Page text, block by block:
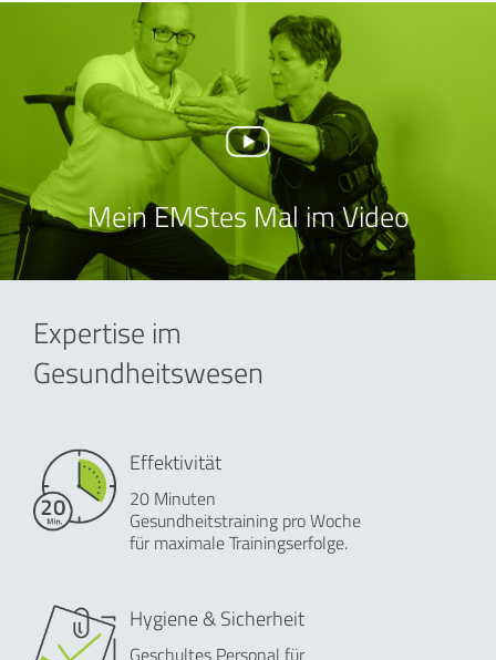
Mein EMStes Mal im Video
Expertise im
Gesundheitswesen
Effektivität
20 Minuten
Gesundheitstraining pro Woche
für maximale Trainingserfolge.
Hygiene & Sicherheit
Geschultes Personal für